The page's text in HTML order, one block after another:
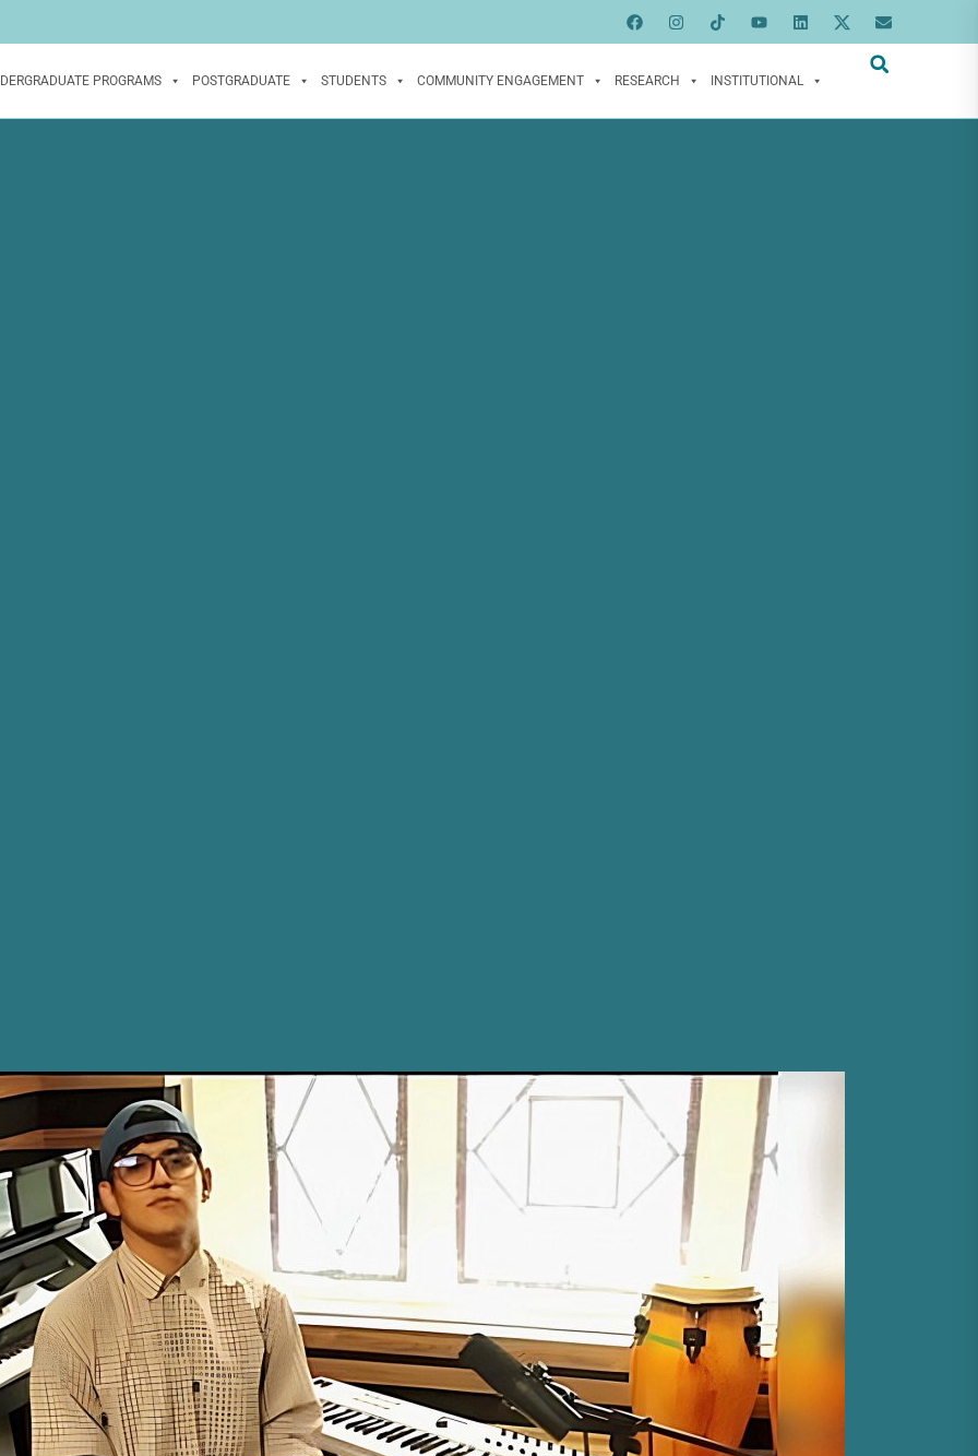
PROGRAMS POSTGRADUATE STUDENTS COMMUNITY ENGAGEMENT RESEARCH INSTITUTIONAL